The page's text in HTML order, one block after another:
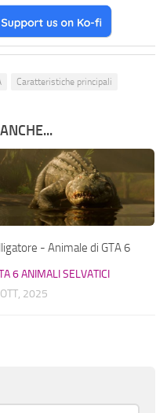
Caratteristiche principali
- Animale di GTA 6
6 ANIMALI SELVATICI
2025